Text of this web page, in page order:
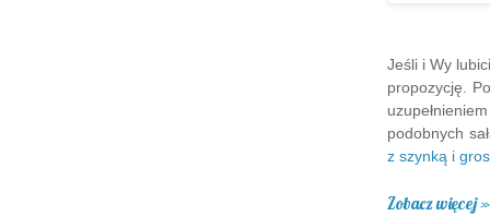
Jeśli i Wy
propozycję.
podobnych
z szynką i
Zobacz więcej »